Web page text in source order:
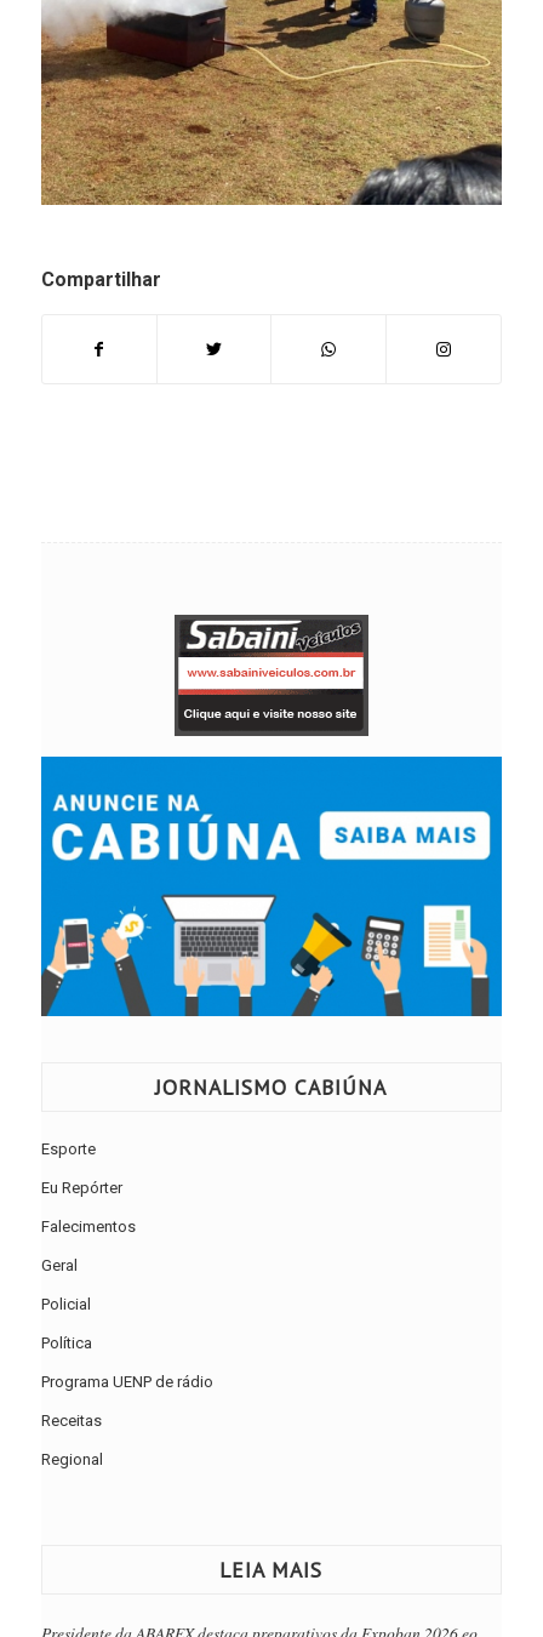
Compartilhar
JORNALISMO CABIÚNA
Esporte
Eu Repórter
Falecimentos
Geral
Policial
Política
Programa UENP de rádio
Receitas
Regional
LEIA MAIS